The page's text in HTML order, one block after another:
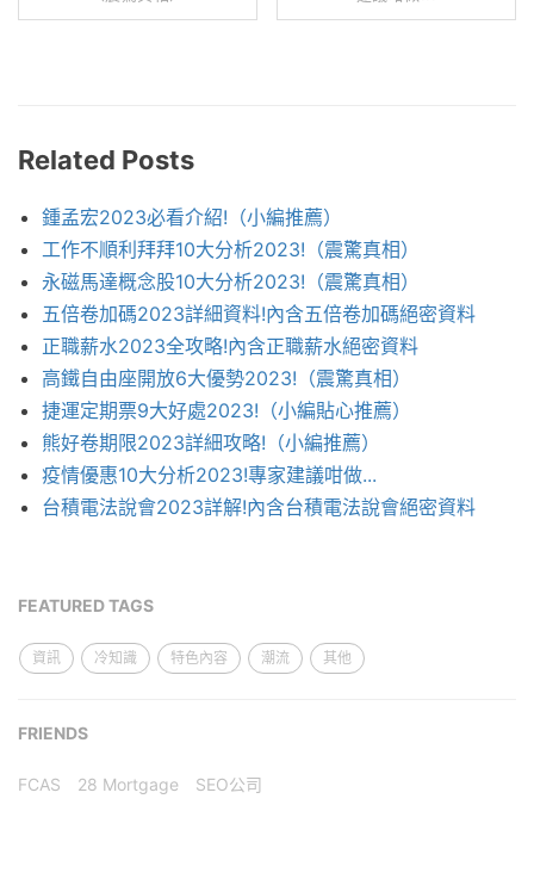
Related Posts
鍾孟宏2023必看介紹!（小編推薦）
工作不順利拜拜10大分析2023!（震驚真相）
永磁馬達概念股10大分析2023!（震驚真相）
五倍卷加碼2023詳細資料!內含五倍卷加碼絕密資料
正職薪水2023全攻略!內含正職薪水絕密資料
高鐵自由座開放6大優勢2023!（震驚真相）
捷運定期票9大好處2023!（小編貼心推薦）
熊好卷期限2023詳細攻略!（小編推薦）
疫情優惠10大分析2023!專家建議咁做...
台積電法說會2023詳解!內含台積電法說會絕密資料
FEATURED TAGS
資訊 冷知識 特色內容 潮流 其他
FRIENDS
FCAS 28 Mortgage SEO公司